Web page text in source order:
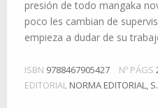
presión de todo mangaka
poco les cambian de
empieza a dudar de su
ISBN 9788467905427 Nº PÁGS
EDITORIAL NORMA EDITORIAL,